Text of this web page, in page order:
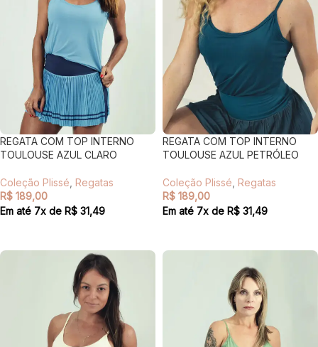
REGATA COM TOP INTERNO
TOULOUSE AZUL CLARO
Coleção Plissé Regatas
R$ 189,00
Em até 7x de R$ 31,49
REGATA COM TOP INTERNO
TOULOUSE AZUL PETRÓLEO
Coleção Plissé Regatas
R$ 189,00
Em até 7x de R$ 31,49